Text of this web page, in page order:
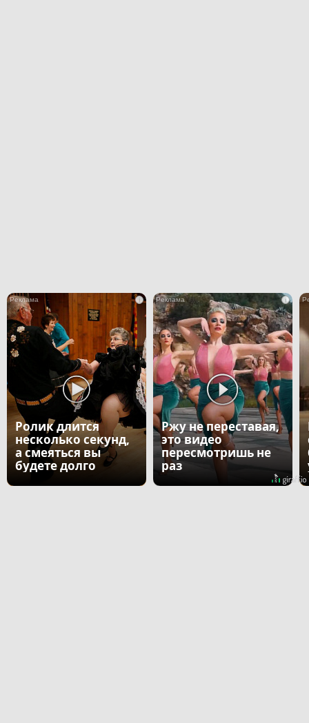
i
Ролик длится
несколько секунд,
а смеяться вы
будете долго
i
Ржу не переставая,
это видео
пересмотришь не
раз